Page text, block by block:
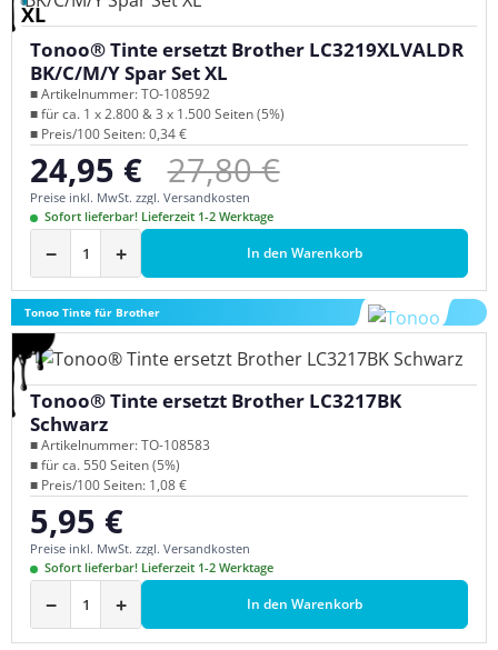
XL
Tonoo® Tinte ersetzt Brother LC3219XLVALDR
BK/C/M/Y Spar Set XL
■ Artikelnummer: TO-108592
■ für ca. 1 x 2.800 & 3 x 1.500 Seiten (5%)
■ Preis/100 Seiten: 0,34 €
Verkaufspreis:
24,95 € Regulärer Preis:
27,80 €
Preise inkl. MwSt. zzgl. Versandkosten
Sofort lieferbar! Lieferzeit 1-2 Werktage
− + In den Warenkorb
Tonoo Tinte für Brother
Tonoo® Tinte ersetzt Brother LC3217BK
Schwarz
■ Artikelnummer: TO-108583
■ für ca. 550 Seiten (5%)
■ Preis/100 Seiten: 1,08 €
Regulärer Preis:
5,95 €
Preise inkl. MwSt. zzgl. Versandkosten
Sofort lieferbar! Lieferzeit 1-2 Werktage
− + In den Warenkorb